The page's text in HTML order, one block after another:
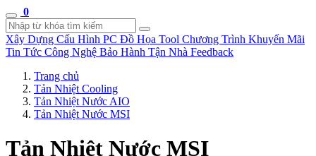
0
Xây Dựng Cấu Hình PC Đồ Họa Tool Chương Trình Khuyến Mãi
Tin Tức Công Nghệ Bảo Hành Tận Nhà Feedback
Trang chủ
Tản Nhiệt Cooling
Tản Nhiệt Nước AIO
Tản Nhiệt Nước MSI
Tản Nhiệt Nước MSI